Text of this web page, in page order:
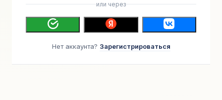
или через
Нет аккаунта? Зарегистрироваться